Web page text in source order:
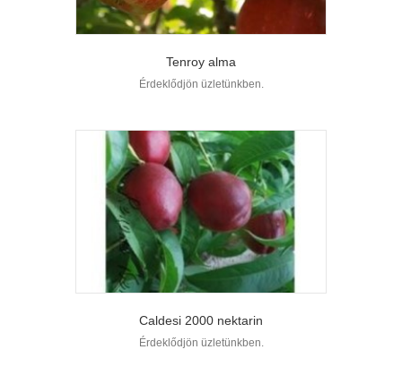
Tenroy alma
Érdeklődjön üzletünkben.
Caldesi 2000 nektarin
Érdeklődjön üzletünkben.